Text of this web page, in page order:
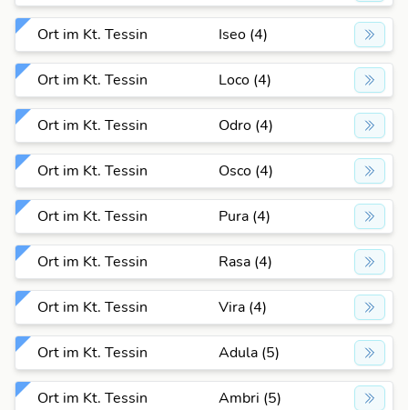
Ort im Kt. Tessin Iseo (4)
Ort im Kt. Tessin Loco (4)
Ort im Kt. Tessin Odro (4)
Ort im Kt. Tessin Osco (4)
Ort im Kt. Tessin Pura (4)
Ort im Kt. Tessin Rasa (4)
Ort im Kt. Tessin Vira (4)
Ort im Kt. Tessin Adula (5)
Ort im Kt. Tessin Ambri (5)